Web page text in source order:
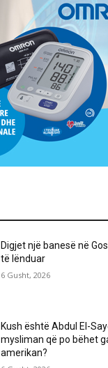
Digjet një banesë në
të lënduar
6 Gusht, 2026
Kush është Abdul El-
mysliman që po bëhet
amerikan?